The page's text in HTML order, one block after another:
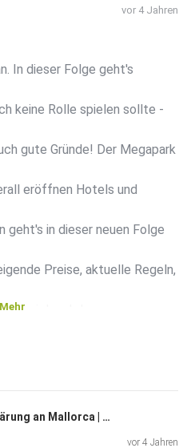
vor 4 Jahren
In dieser Folge geht's
keine Rolle spielen sollte -
gute Gründe! Der Megapark
eröffnen Hotels und
geht's in dieser neuen Folge
Preise, aktuelle Regeln,
viel mehr!
Mehr
#17 Eine Liebeserklärung an Mallorca | Mallorca unzensiert - der Podcast für alles außer Urlaub
vor 4 Jahren